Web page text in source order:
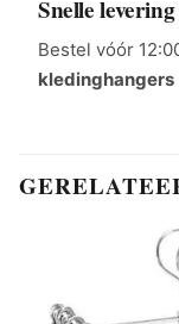
Snelle levering
Bestel vóór
kledinghangers